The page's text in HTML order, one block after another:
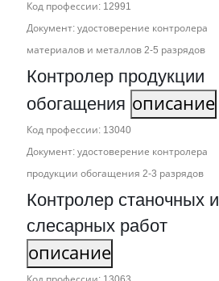
Код профессии: 12991
Документ: удостоверение контролера
материалов и металлов 2‑5 разрядов
Контролер продукции
обогащения описание
Код профессии: 13040
Документ: удостоверение контролера
продукции обогащения 2‑3 разрядов
Контролер станочных и
слесарных работ
описание